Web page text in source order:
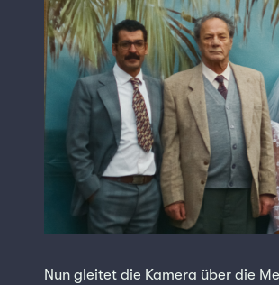
Nun gleitet die Kamera über die